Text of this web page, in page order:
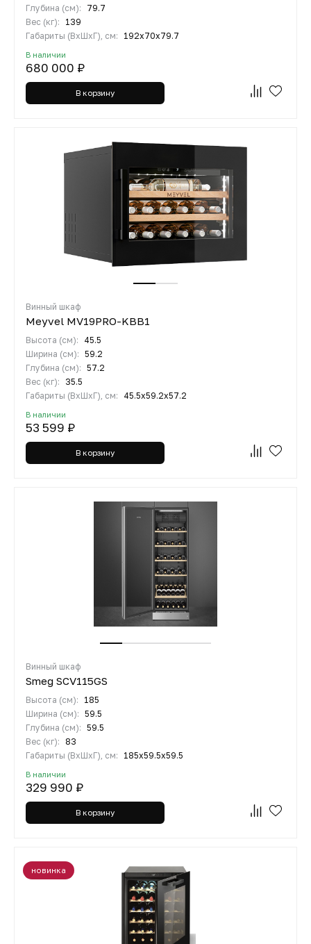
Глубина (см):
79.7
Вес (кг):
139
Габариты (ВхШхГ), см:
192х70х79.7
В наличии
680 000 ₽
В корзину
Винный шкаф
Meyvel MV19PRO-KBB1
Высота (см):
45.5
Ширина (см): 59.2
Глубина (см): 57.2
Вес (кг):
35.5
Габариты (ВхШхГ), см:
45.5х59.2х57.2
В наличии
53 599 ₽
В корзину
Винный шкаф
Smeg SCV115GS
Высота (см):
185
Ширина (см): 59.5
Глубина (см): 59.5
Вес (кг):
83
Габариты (ВхШхГ), см:
185х59.5х59.5
В наличии
329 990 ₽
В корзину
новинка